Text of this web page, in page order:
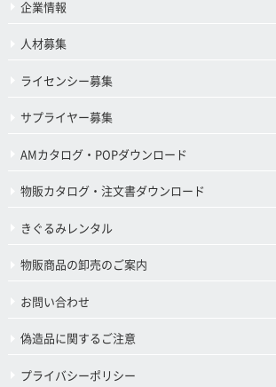
企業情報
人材募集
ライセンシー募集
サプライヤー募集
AMカタログ・POPダウンロード
物販カタログ・注文書ダウンロード
きぐるみレンタル
物販商品の卸売のご案内
お問い合わせ
偽造品に関するご注意
プライバシーポリシー